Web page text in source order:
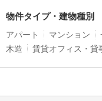
物件タイプ・建物種別
アパート マンション
木造
賃貸オフィス・貸